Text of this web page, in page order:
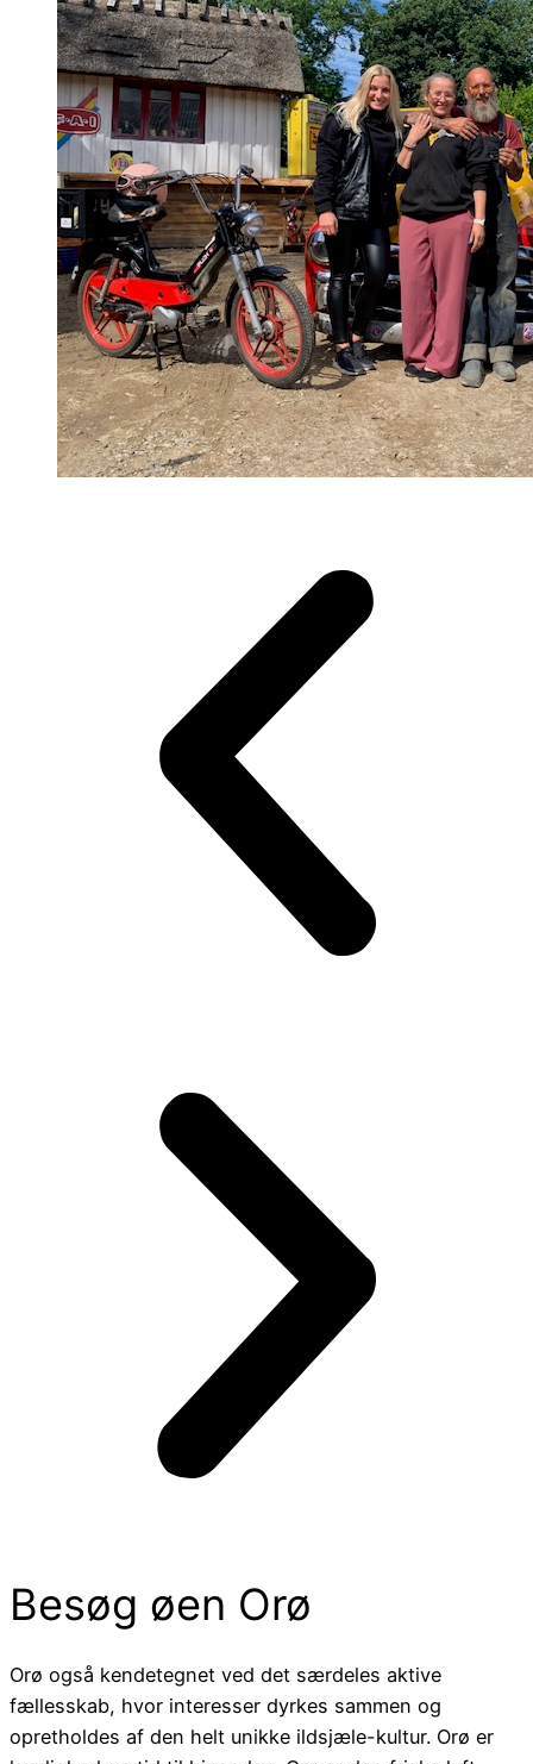
Besøg øen Orø
Orø også kendetegnet ved det særdeles aktive
fællesskab, hvor interesser dyrkes sammen og
opretholdes af den helt unikke ildsjæle-kultur. Orø er